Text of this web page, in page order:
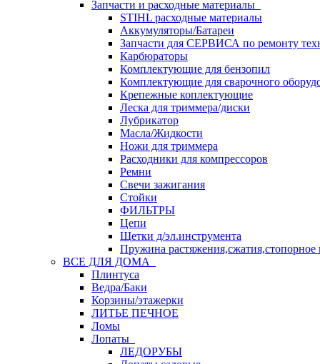
Запчасти и расходные материалы
STIHL расходные материалы
Аккумуляторы/Батареи
Запчасти для СЕРВИСА по ремонту
Карбюраторы
Комплектующие для бензопил
Комплектующие для сварочного
Крепежные коплектующие
Леска для триммера/диски
Лубрикатор
Масла/Жидкости
Ножи для триммера
Расходники для компрессоров
Ремни
Свечи зажигания
Стойки
ФИЛЬТРЫ
Цепи
Щетки д/эл.инструмента
Пружина растяжения,сжатия,стопорное
ВСЕ ДЛЯ ДОМА
Плинтуса
Ведра/Баки
Корзины/этажерки
ЛИТЬЕ ПЕЧНОЕ
Ломы
Лопаты
ЛЕДОРУБЫ